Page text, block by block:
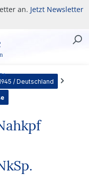
an. Jetzt Newsletter
/ Deutschland